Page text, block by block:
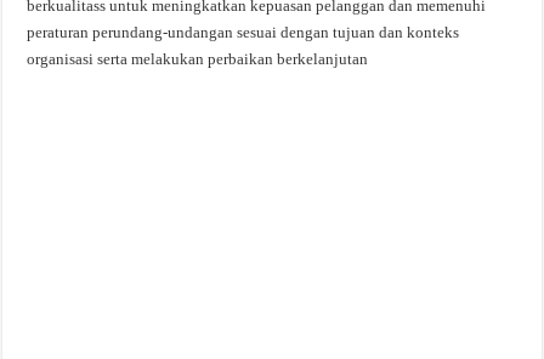
berkualitass untuk meningkatkan kepuasan pelanggan dan memenuhi
peraturan perundang-undangan sesuai dengan tujuan dan konteks
organisasi serta melakukan perbaikan berkelanjutan